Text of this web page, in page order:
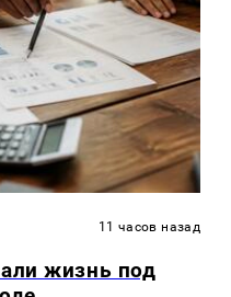
11 часов назад
жизнь под